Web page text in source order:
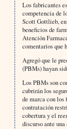
Los fabricantes
competencia de
Scott Gottlieb,
beneficios de
Atención
comentarios que
Agregó que le
(PBMs) hayan
Los PBMs son
cubrirán los
de marca con los
contratación
cobertura y el
discurso ante